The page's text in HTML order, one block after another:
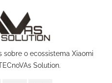
sobre o ecossistema Xiaomi
Solution.